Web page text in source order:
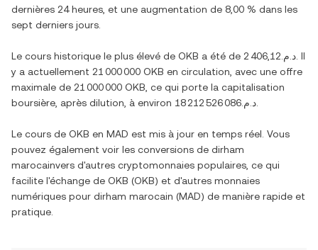
dernières 24 heures, et une augmentation de 8,00 % dans les
sept derniers jours.
Le cours historique le plus élevé de OKB a été de د.م.2 406,12 . Il
y a actuellement 21 000 000 OKB en circulation, avec une offre
maximale de 21 000 000 OKB , ce qui porte la capitalisation
boursière, après dilution, à environ
د.م.18 212 526 086
Le cours de OKB en MAD est mis à jour en temps réel. Vous
pouvez également voir les conversions de dirham
marocainvers d'autres cryptomonnaies populaires, ce qui
facilite l'échange de OKB (OKB) et d'autres monnaies
numériques pour dirham marocain (MAD) de manière rapide et
pratique.